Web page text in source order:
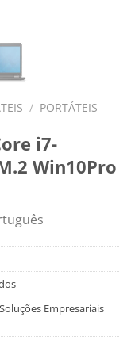
/ PORTÁTEIS
i7-
Win10Pro
Soluções Empresariais